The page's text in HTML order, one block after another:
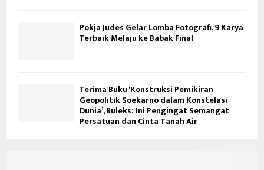
Pokja Judes Gelar Lomba Fotografi, 9 Karya
Terbaik Melaju ke Babak Final
Terima Buku ‘Konstruksi Pemikiran
Geopolitik Soekarno dalam Konstelasi
Dunia’, Buleks: Ini Pengingat Semangat
Persatuan dan Cinta Tanah Air